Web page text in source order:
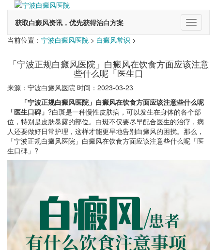
获取白癜风资讯，优先获得治白方案
切
换
当前位置： 宁波白癜风医院 > 白癜风常识 >
「宁波正规白癜风医院」白癜风在饮食方面应该注意
些什么呢「医生口
来源：宁波白癜风医院 时间：2023-03-23
「宁波正规白癜风医院」白癜风在饮食方面应该注意些什么呢
「医生口碑」 ?白斑是一种慢性皮肤病，可以发生在身体的各个部
位，特别是皮肤暴露的部位。白斑不仅要尽早配合医生的治疗，病
人还要做好日常护理，这样才能更早地告别白癜风的困扰。那么，
「宁波正规白癜风医院」白癜风在饮食方面应该注意些什么呢「医
生口碑」?